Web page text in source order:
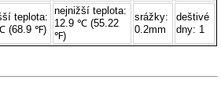
teplota:
(68.9 ℉)
nejnižší teplota:
12.9 ℃ (55.22
℉)
srážky:
0.2mm
deštivé
dny: 1